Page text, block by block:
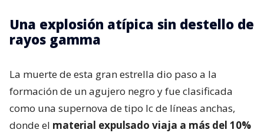
Una explosión atípica sin destello de
rayos gamma
La muerte de esta gran estrella dio paso a la
formación de un agujero negro y fue clasificada
como una supernova de tipo Ic de líneas anchas,
donde el material expulsado viaja a más del 10%